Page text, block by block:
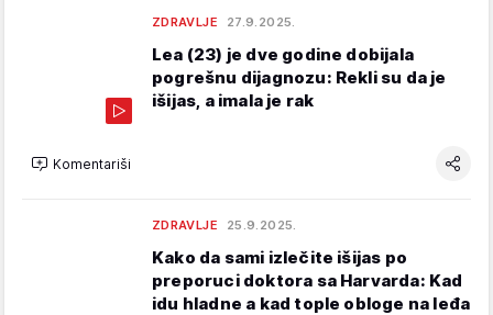
ZDRAVLJE 27.9.2025.
Lea (23) je dve godine dobijala
pogrešnu dijagnozu: Rekli su da je
išijas, a imala je rak
Komentariši
ZDRAVLJE 25.9.2025.
Kako da sami izlečite išijas po
preporuci doktora sa Harvarda: Kad
idu hladne a kad tople obloge na leđa